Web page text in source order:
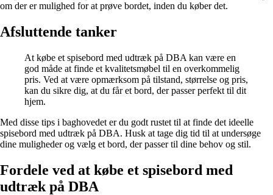
om der er mulighed for at prøve bordet, inden du køber det.
Afsluttende tanker
At købe et spisebord med udtræk på DBA kan være en
god måde at finde et kvalitetsmøbel til en overkommelig
pris. Ved at være opmærksom på tilstand, størrelse og pris,
kan du sikre dig, at du får et bord, der passer perfekt til dit
hjem.
Med disse tips i baghovedet er du godt rustet til at finde det ideelle
spisebord med udtræk på DBA. Husk at tage dig tid til at undersøge
dine muligheder og vælg et bord, der passer til dine behov og stil.
Fordele ved at købe et spisebord med
udtræk på DBA